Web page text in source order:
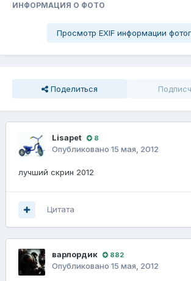
ИНФОРМАЦИЯ О ФОТО
Просмотр EXIF информации
Поделиться
Lisapet 8
Опубликовано 15 мая, 2012
лучший скрин 2012
Цитата
варлордик 882
Опубликовано 15 мая, 2012